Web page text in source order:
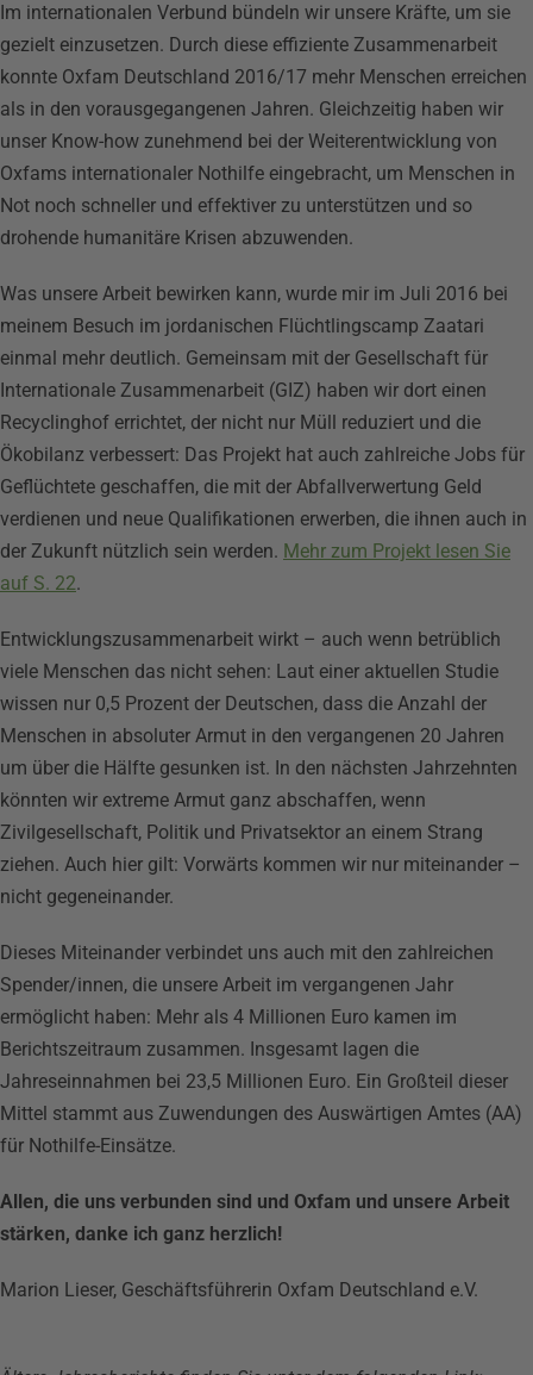
Im internationalen Verbund bündeln wir unsere Kräfte, um sie
gezielt einzusetzen. Durch diese effiziente Zusammenarbeit
konnte Oxfam Deutschland 2016/17 mehr Menschen erreichen
als in den vorausgegangenen Jahren. Gleichzeitig haben wir
unser Know-how zunehmend bei der Weiterentwicklung von
Oxfams internationaler Nothilfe eingebracht, um Menschen in
Not noch schneller und effektiver zu unterstützen und so
drohende humanitäre Krisen abzuwenden.
Was unsere Arbeit bewirken kann, wurde mir im Juli 2016 bei
meinem Besuch im jordanischen Flüchtlingscamp Zaatari
einmal mehr deutlich. Gemeinsam mit der Gesellschaft für
Internationale Zusammenarbeit (GIZ) haben wir dort einen
Recyclinghof errichtet, der nicht nur Müll reduziert und die
Ökobilanz verbessert: Das Projekt hat auch zahlreiche Jobs für
Geflüchtete geschaffen, die mit der Abfallverwertung Geld
verdienen und neue Qualifikationen erwerben, die ihnen auch in
der Zukunft nützlich sein werden. Mehr zum Projekt lesen Sie
auf S. 22.
Entwicklungszusammenarbeit wirkt – auch wenn betrüblich
viele Menschen das nicht sehen: Laut einer aktuellen Studie
wissen nur 0,5 Prozent der Deutschen, dass die Anzahl der
Menschen in absoluter Armut in den vergangenen 20 Jahren
um über die Hälfte gesunken ist. In den nächsten Jahrzehnten
könnten wir extreme Armut ganz abschaffen, wenn
Zivilgesellschaft, Politik und Privatsektor an einem Strang
ziehen. Auch hier gilt: Vorwärts kommen wir nur miteinander –
nicht gegeneinander.
Dieses Miteinander verbindet uns auch mit den zahlreichen
Spender/innen, die unsere Arbeit im vergangenen Jahr
ermöglicht haben: Mehr als 4 Millionen Euro kamen im
Berichtszeitraum zusammen. Insgesamt lagen die
Jahreseinnahmen bei 23,5 Millionen Euro. Ein Großteil dieser
Mittel stammt aus Zuwendungen des Auswärtigen Amtes (AA)
für Nothilfe-Einsätze.
Allen, die uns verbunden sind und Oxfam und unsere Arbeit
stärken, danke ich ganz herzlich!
Marion Lieser, Geschäftsführerin Oxfam Deutschland e.V.